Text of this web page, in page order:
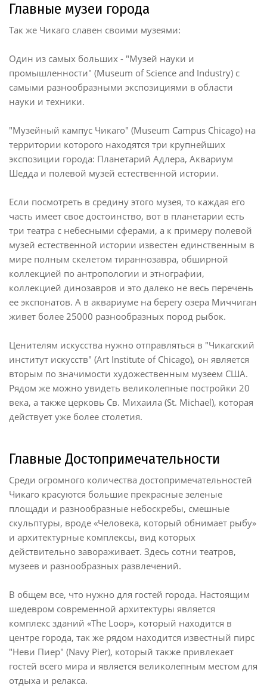
Главные музеи города
Так же Чикаго славен своими музеями:
Один из самых больших - "Музей науки и
промышленности" (Museum of Science and Industry) с
самыми разнообразными экспозициями в области
науки и техники.
"Музейный кампус Чикаго" (Museum Campus Chicago) на
территории которого находятся три крупнейших
экспозиции города: Планетарий Адлера, Аквариум
Шедда и полевой музей естественной истории.
Если посмотреть в средину этого музея, то каждая его
часть имеет свое достоинство, вот в планетарии есть
три театра с небесными сферами, а к примеру полевой
музей естественной истории известен единственным в
мире полным скелетом тираннозавра, обширной
коллекцией по антропологии и этнографии,
коллекцией динозавров и это далеко не весь перечень
ее экспонатов. А в аквариуме на берегу озера Миччиган
живет более 25000 разнообразных пород рыбок.
Ценителям искусства нужно отправляться в "Чикагский
институт искусств" (Art Institute of Chicago), он является
вторым по значимости художественным музеем США.
Рядом же можно увидеть великолепные постройки 20
века, а также церковь Св. Михаила (St. Michael), которая
действует уже более столетия.
Главные Достопримечательности
Среди огромного количества достопримечательностей
Чикаго красуются большие прекрасные зеленые
площади и разнообразные небоскребы, смешные
скульптуры, вроде «Человека, который обнимает рыбу»
и архитектурные комплексы, вид которых
действительно завораживает. Здесь сотни театров,
музеев и разнообразных развлечений.
В общем все, что нужно для гостей города. Настоящим
шедевром современной архитектуры является
комплекс зданий «The Loop», который находится в
центре города, так же рядом находится известный пирс
"Неви Пиер" (Navy Pier), который также привлекает
гостей всего мира и является великолепным местом для
отдыха и релакса.